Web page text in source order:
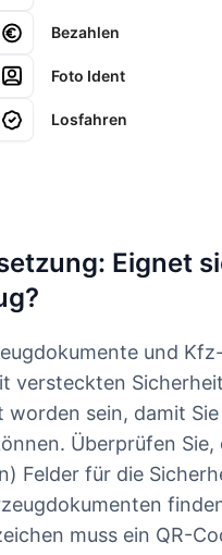
Bezahlen
Foto Ident
Losfahren
Eignet
und
versteckten
worden sein, damit
Überprüfen Sie,
Felder für die
muss ein QR-